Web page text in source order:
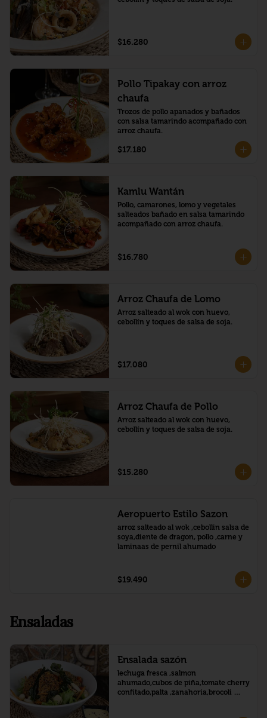
$16.280
Pollo Tipakay con arroz
chaufa
Trozos de pollo apanados y bañados
con salsa tamarindo acompañado con
arroz chaufa.
$17.180
Kamlu Wantán
Pollo, camarones, lomo y vegetales
salteados bañado en salsa tamarindo
acompañado con arroz chaufa.
$16.780
Arroz Chaufa de Lomo
Arroz salteado al wok con huevo,
cebollín y toques de salsa de soja.
$17.080
Arroz Chaufa de Pollo
Arroz salteado al wok con huevo,
cebollín y toques de salsa de soja.
$15.280
Aeropuerto Estilo Sazon
arroz salteado al wok ,cebollin salsa de
soya,diente de dragon, pollo ,carne y
laminaas de pernil ahumado
$19.490
Ensaladas
Ensalada sazón
lechuga fresca ,salmon
ahumado,cubos de piña,tomate cherry
confitado,palta ,zanahoria,brocoli